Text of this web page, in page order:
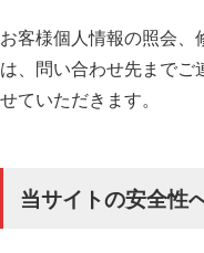
お客様個人情報の照会
は、問い合わせ先までご
せていただきます。
当サイトの安全性